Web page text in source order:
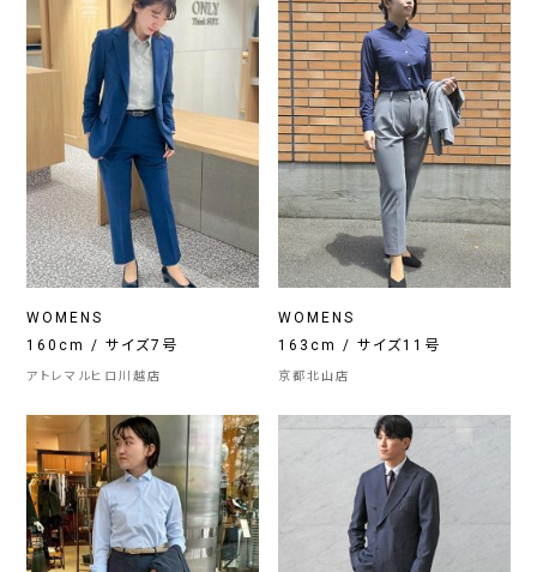
WOMENS
160cm / サイズ7号
アトレマルヒロ川越店
WOMENS
163cm / サイズ11号
京都北山店